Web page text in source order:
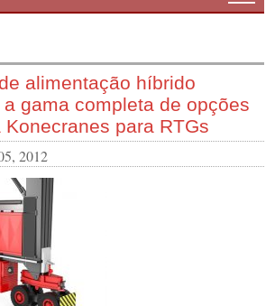
alimentação híbrido
gama completa de opções
para RTGs
2012